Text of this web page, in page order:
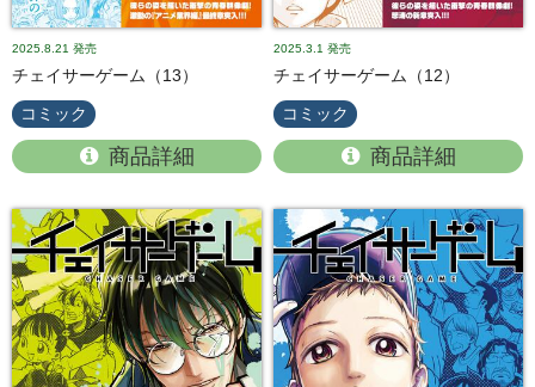
2025.8.21 発売
チェイサーゲーム（13）
コミック
商品詳細
2025.3.1 発売
チェイサーゲーム（12）
コミック
商品詳細